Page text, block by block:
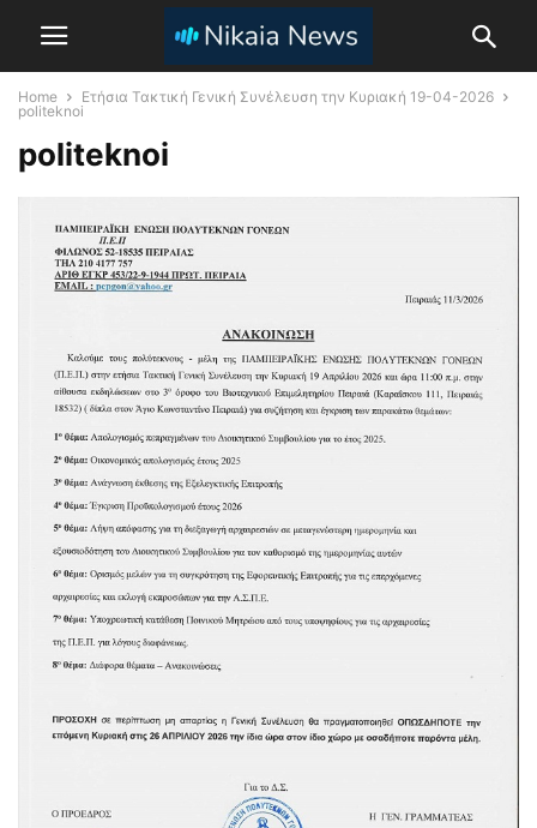
Home
Ετήσια Τακτική Γενική Συνέλευση την Κυριακή 19-04-2026
politeknoi
politeknoi